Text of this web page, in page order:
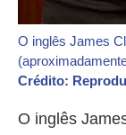
O inglês James
Crédito:
O inglês